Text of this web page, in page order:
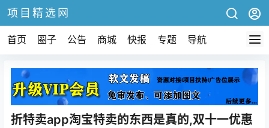
项目精选网
首页 圈子 公告 商城 快报 专题 导航
折特卖app淘宝特卖的东西是真的,双十一优惠